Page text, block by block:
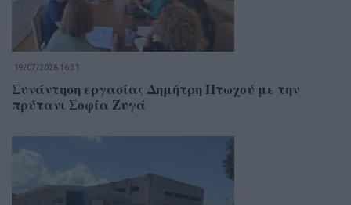
19/07/2026 16:31
Συνάντηση εργασίας Δημήτρη Πτωχού με την
πρύτανι Σοφία Ζυγά